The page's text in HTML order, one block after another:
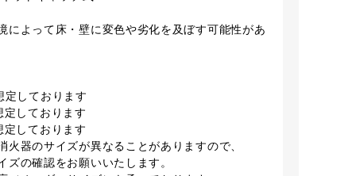
によって床・壁に変色や劣化を及ぼす可能性があ
しております
しております
しております
器のサイズが異なることがありますので、
の確認をお願いいたします。